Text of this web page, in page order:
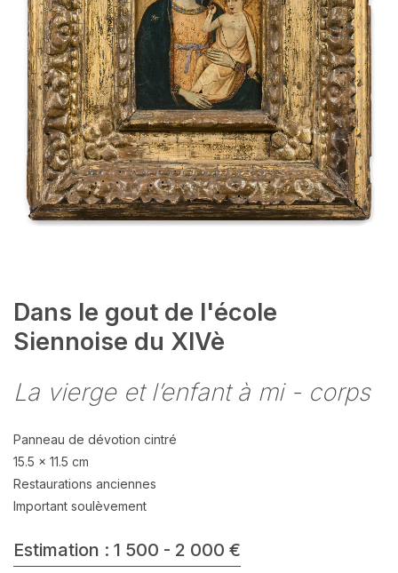
Dans le gout de l'école
Siennoise du XIVè
La vierge et l’enfant à mi - corps
Panneau de dévotion cintré
15.5 x 11.5 cm
Restaurations anciennes
Important soulèvement
Estimation : 1 500 - 2 000 €